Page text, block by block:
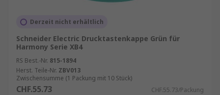
Derzeit nicht erhältlich
Schneider Electric Drucktastenkappe Grün für
Harmony Serie XB4
RS Best.-Nr. 815-1894
Herst. Teile-Nr. ZBV013
Zwischensumme (1 Packung mit 10 Stück)
CHF.55.73 CHF.55.73/Packung